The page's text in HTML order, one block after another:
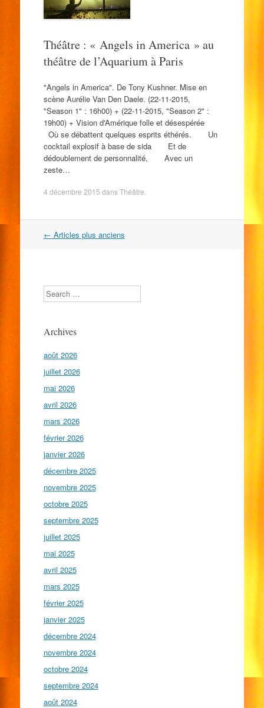
Théâtre : « Angels in America » au
théâtre de l’Aquarium à Paris
"Angels in America". De Tony Kushner. Mise en
scène Aurélie Van Den Daele. (22-11-2015,
"Season 1" : 16h00) + (22-11-2015, "Season 2" :
19h00) + Vision d'Amérique folle et désespérée
Où se débattent quelques esprits éthérés. Un
cocktail explosif à base de sida Et de
dédoublement de personnalité, Avec un
zeste…
4 décembre 2015 dansThéâtre
Navigation
← Articles plus anciens
Search
Archives
août 2026
juillet 2026
mai 2026
avril 2026
mars 2026
février 2026
janvier 2026
décembre 2025
novembre 2025
octobre 2025
septembre 2025
juillet 2025
mai 2025
avril 2025
mars 2025
février 2025
janvier 2025
décembre 2024
novembre 2024
octobre 2024
septembre 2024
août 2024